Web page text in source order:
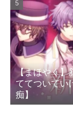
【まほやく】
ててついて
痴】